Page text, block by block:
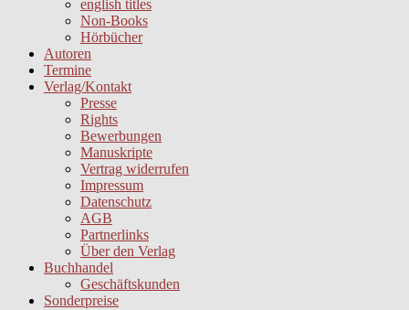
english titles
Non-Books
Hörbücher
Autoren
Termine
Verlag/Kontakt
Presse
Rights
Bewerbungen
Manuskripte
Vertrag widerrufen
Impressum
Datenschutz
AGB
Partnerlinks
Über den Verlag
Buchhandel
Geschäftskunden
Sonderpreise